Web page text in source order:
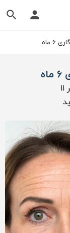
ماه